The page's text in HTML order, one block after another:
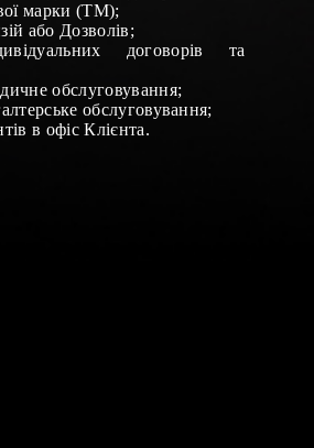
марки (ТМ);
або Дозволів;
договорів та
обслуговування;
обслуговування;
в офіс Клієнта.